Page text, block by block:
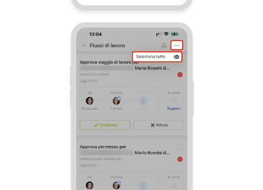
Sales Center
Analisi CRM
Generatore BI
Bitrix24 Market
Siti e store
Online store